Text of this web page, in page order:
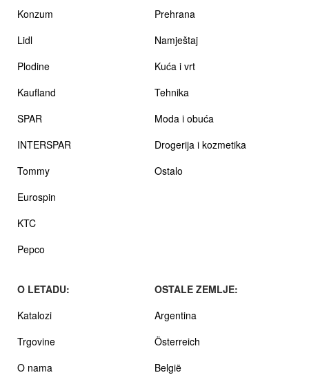
Konzum
Lidl
Plodine
Kaufland
SPAR
INTERSPAR
Tommy
Eurospin
KTC
Pepco
Prehrana
Namještaj
Kuća i vrt
Tehnika
Moda i obuća
Drogerija i kozmetika
Ostalo
O LETADU:
Katalozi
Trgovine
O nama
OSTALE ZEMLJE:
Argentina
Österreich
België